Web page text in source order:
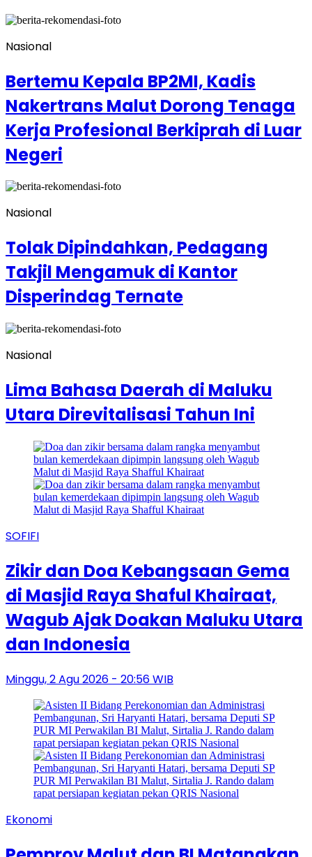
Nasional
Bertemu Kepala BP2MI, Kadis
Nakertrans Malut Dorong Tenaga
Kerja Profesional Berkiprah di Luar
Negeri
Nasional
Tolak Dipindahkan, Pedagang
Takjil Mengamuk di Kantor
Disperindag Ternate
Nasional
Lima Bahasa Daerah di Maluku
Utara Direvitalisasi Tahun Ini
SOFIFI
Zikir dan Doa Kebangsaan Gema
di Masjid Raya Shaful Khairaat,
Wagub Ajak Doakan Maluku Utara
dan Indonesia
Minggu, 2 Agu 2026 - 20:56 WIB
Ekonomi